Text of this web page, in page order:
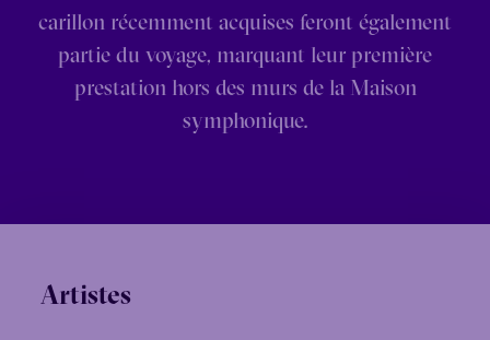
carillon récemment acquises feront également
partie du voyage, marquant leur première
prestation hors des murs de la Maison
symphonique.
Artistes